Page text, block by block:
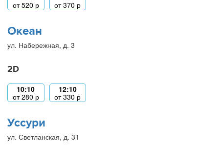
от520 р
от370 р
Океан
ул. Набережная, д. 3
2D
10:10
от280 р
12:10
от330 р
Уссури
ул. Светланская, д. 31